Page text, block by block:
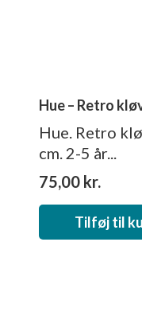
Hue – Retro
Hue. Retro
cm. 2-5 år...
75,00 kr.
Tilføj til